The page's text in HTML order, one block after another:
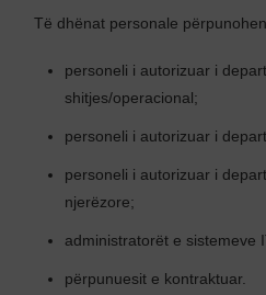
Të dhënat personale
personeli i autorizuar i
shitjes/operacional;
personeli i autorizuar i
personeli i autorizuar i
njerëzore;
administratorët e sistemeve
përpunuesit e kontraktuar.